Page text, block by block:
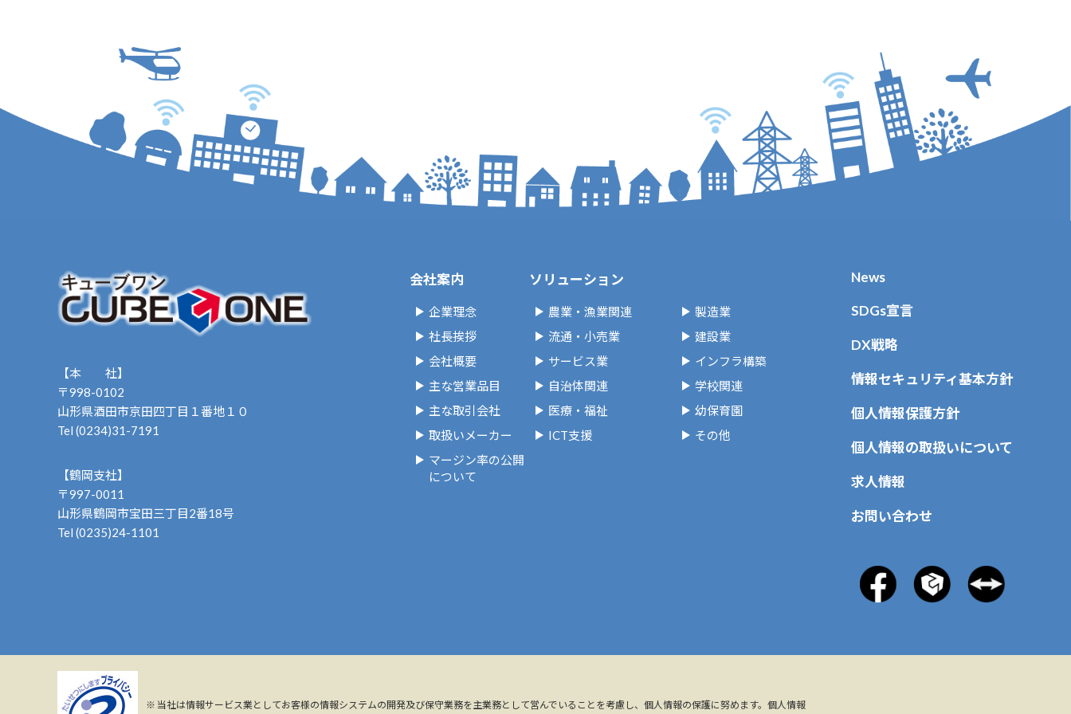
【本 社】
〒998-0102
山形県酒田市京田四丁目１番地１０
Tel (0234)31-7191
【鶴岡支社】
〒997-0011
山形県鶴岡市宝田三丁目2番18号
Tel (0235)24-1101
会社案内
企業理念
社長挨拶
会社概要
主な営業品目
主な取引会社
取扱いメーカー
マージン率の公開
について
ソリューション
農業・漁業関連
製造業
流通・小売業
建設業
サービス業
インフラ構築
自治体関連
学校関連
医療・福祉
幼保育園
ICT支援
その他
News
SDGs宣言
DX戦略
情報セキュリティ基本方針
個人情報保護方針
個人情報の取扱いについて
求人情報
お問い合わせ
※ 当社は情報サービス業としてお客様の情報システムの開発及び保守業務を主業務として営んでいることを考慮し、個人情報の保護に努めます。個人情報